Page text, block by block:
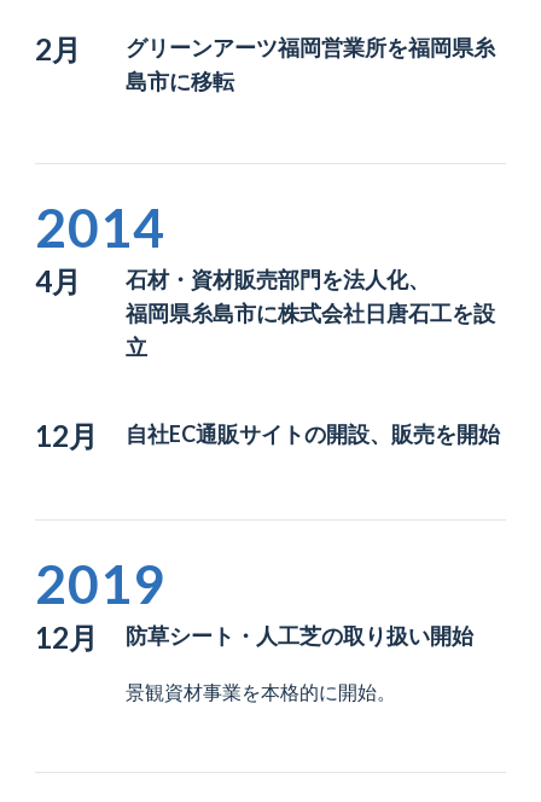
2月 グリーンアーツ福岡営業所を福岡県糸
島市に移転
2014
4月
石材・資材販売部門を法人化、
福岡県糸島市に株式会社日唐石工を設
立
12月 自社EC通販サイトの開設、販売を開始
2019
12月 防草シート・人工芝の取り扱い開始
景観資材事業を本格的に開始。